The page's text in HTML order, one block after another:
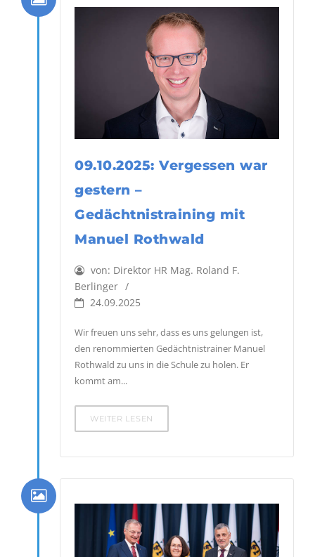
09.10.2025: Vergessen war
gestern –
Gedächtnistraining mit
Manuel Rothwald
von: Direktor HR Mag. Roland F.
Berlinger
24.09.2025
Wir freuen uns sehr, dass es uns gelungen ist,
den renommierten Gedächtnistrainer Manuel
Rothwald zu uns in die Schule zu holen. Er
kommt am...
WEITER LESEN